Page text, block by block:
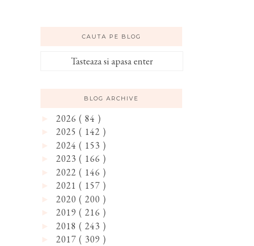
CAUTA PE BLOG
BLOG ARCHIVE
2026 ( 84 )
2025 ( 142 )
2024 ( 153 )
2023 ( 166 )
2022 ( 146 )
2021 ( 157 )
2020 ( 200 )
2019 ( 216 )
2018 ( 243 )
2017 ( 309 )